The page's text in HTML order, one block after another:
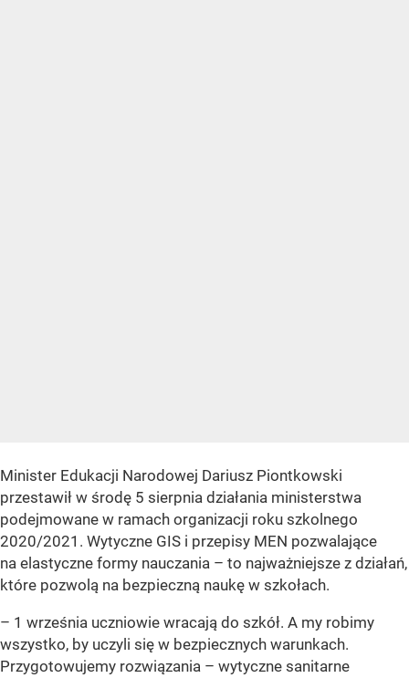
Minister Edukacji Narodowej Dariusz Piontkowski
przestawił w środę 5 sierpnia działania ministerstwa
podejmowane w ramach organizacji roku szkolnego
2020/2021. Wytyczne GIS i przepisy MEN pozwalające
na elastyczne formy nauczania – to najważniejsze z działań,
które pozwolą na bezpieczną naukę w szkołach.
– 1 września uczniowie wracają do szkół. A my robimy
wszystko, by uczyli się w bezpiecznych warunkach.
Przygotowujemy rozwiązania – wytyczne sanitarne